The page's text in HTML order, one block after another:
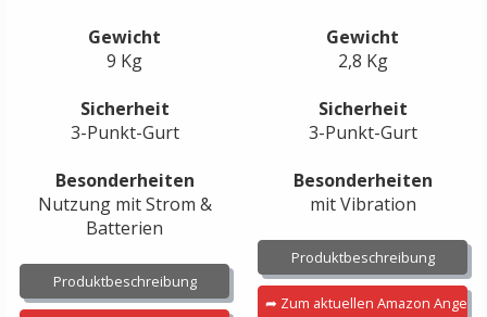
Gewicht
9 Kg
Sicherheit
3-Punkt-Gurt
Besonderheiten
Nutzung mit Strom &
Batterien
Produktbeschreibung
Gewicht
2,8 Kg
Sicherheit
3-Punkt-Gurt
Besonderheiten
mit Vibration
Produktbeschreibung
➦ Zum aktuellen Amazon